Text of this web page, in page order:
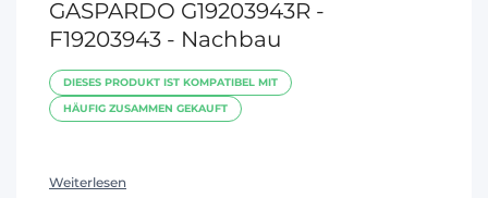
GASPARDO G19203943R -
F19203943 - Nachbau
DIESES PRODUKT IST KOMPATIBEL MIT
HÄUFIG ZUSAMMEN GEKAUFT
Weiterlesen